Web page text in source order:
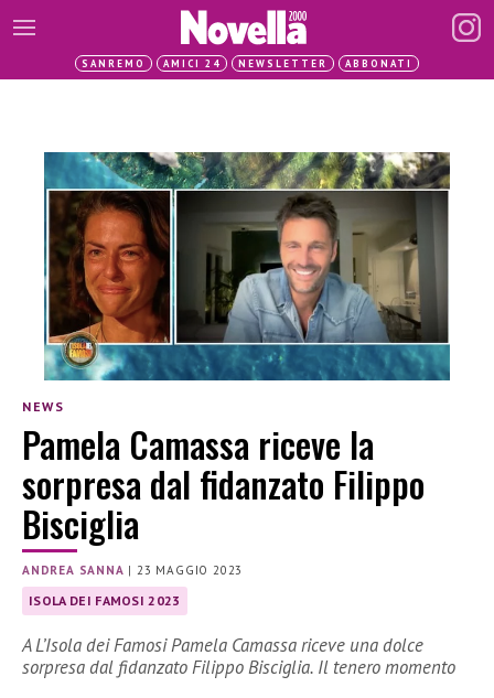
SANREMO AMICI 24 NEWSLETTER ABBONATI
NEWS
Pamela Camassa riceve la
sorpresa dal fidanzato Filippo
Bisciglia
ANDREA SANNA |23 MAGGIO 2023
ISOLA DEI FAMOSI 2023
A L’Isola dei Famosi Pamela Camassa riceve una dolce
sorpresa dal fidanzato Filippo Bisciglia. Il tenero momento